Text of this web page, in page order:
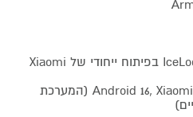
מערכת הפעלה: Android 16, Xiaomi HyperOS 3 (המערכת